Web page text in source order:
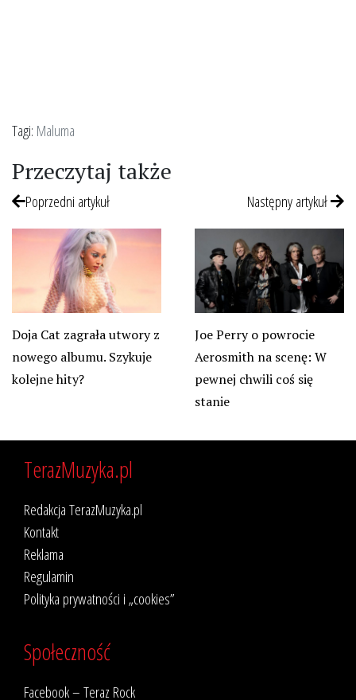
Tagi: Maluma
Przeczytaj także
Poprzedni artykuł
Doja Cat zagrała utwory z
nowego albumu. Szykuje
kolejne hity?
Następny artykuł
Joe Perry o powrocie
Aerosmith na scenę: W
pewnej chwili coś się
stanie
TerazMuzyka.pl
Redakcja TerazMuzyka.pl
Kontakt
Reklama
Regulamin
Polityka prywatności i „cookies”
Społeczność
Facebook – Teraz Rock